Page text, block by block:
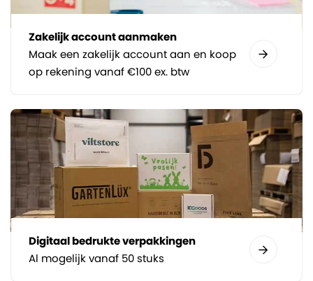
Zakelijk account aanmaken
Maak een zakelijk account aan en koop
op rekening vanaf €100 ex. btw
Digitaal bedrukte verpakkingen
Al mogelijk vanaf 50 stuks